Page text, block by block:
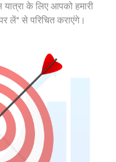
के लिए आपको हमारी
लें" से परिचित कराएंगे।